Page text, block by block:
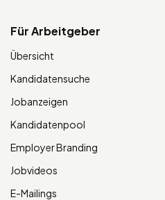
Für Arbeitgeber
Übersicht
Kandidatensuche
Jobanzeigen
Kandidatenpool
Employer Branding
Jobvideos
E-Mailings